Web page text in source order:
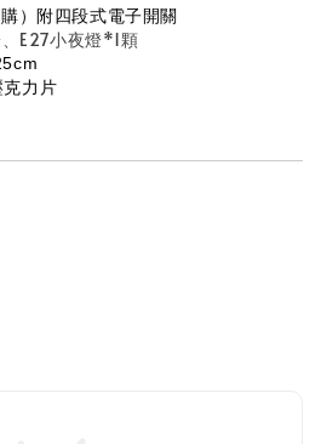
）附四段式電子開關
E27小夜燈*1顆
力片